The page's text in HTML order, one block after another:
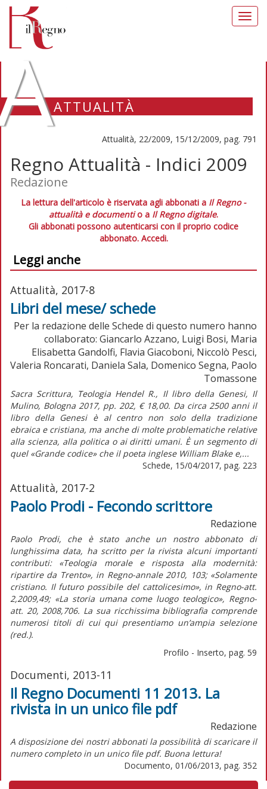
ATTUALITÀ
Attualità, 22/2009, 15/12/2009, pag. 791
Regno Attualità - Indici 2009
Redazione
La lettura dell'articolo è riservata agli abbonati a Il Regno -
attualità e documentio a Il Regno digitale.
Gli abbonati possono autenticarsi con il proprio codice
abbonato. Accedi.
Leggi anche
Attualità, 2017-8
Libri del mese/ schede
Per la redazione delle Schede di questo numero hanno
collaborato: Giancarlo Azzano, Luigi Bosi, Maria
Elisabetta Gandolfi, Flavia Giacoboni, Niccolò Pesci,
Valeria Roncarati, Daniela Sala, Domenico Segna, Paolo
Tomassone
Sacra Scrittura, Teologia Hendel R., Il libro della Genesi, Il
Mulino, Bologna 2017, pp. 202, € 18,00. Da circa 2500 anni il
libro della Genesi è al centro non solo della tradizione
ebraica e cristiana, ma anche di molte problematiche relative
alla scienza, alla politica o ai diritti umani. È un segmento di
quel «Grande codice» che il poeta inglese William Blake e,...
Schede, 15/04/2017, pag. 223
Attualità, 2017-2
Paolo Prodi - Fecondo scrittore
Redazione
Paolo Prodi, che è stato anche un nostro abbonato di
lunghissima data, ha scritto per la rivista alcuni importanti
contributi: «Teologia morale e risposta alla modernità:
ripartire da Trento», in Regno-annale2010, 103; «Solamente
cristiano. Il futuro possibile del cattolicesimo», in Regno-att.
2,2009,49; «La storia umana come luogo teologico», Regno-
att. 20, 2008,706. La sua ricchissima bibliografia comprende
numerosi titoli di cui qui presentiamo un’ampia selezione
(red.).
Profilo - Inserto, pag. 59
Documenti, 2013-11
Il Regno Documenti 11 2013. La
rivista in un unico file pdf
Redazione
A disposizione dei nostri abbonati la possibilità di scaricare il
numero completo in un unico file pdf. Buona lettura!
Documento, 01/06/2013, pag. 352